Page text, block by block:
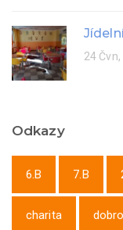
24
Odkazy
6.B 7.B
charita